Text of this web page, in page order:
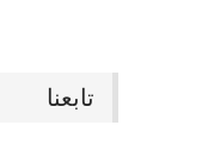
تابعنا